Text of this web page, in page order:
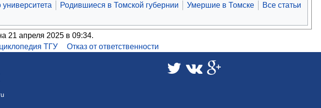
университета
Родившиеся в Томской губернии Умершие в Томске
Все статьи
21 апреля 2025 в 09:34.
ТГУ Отказ от ответственности